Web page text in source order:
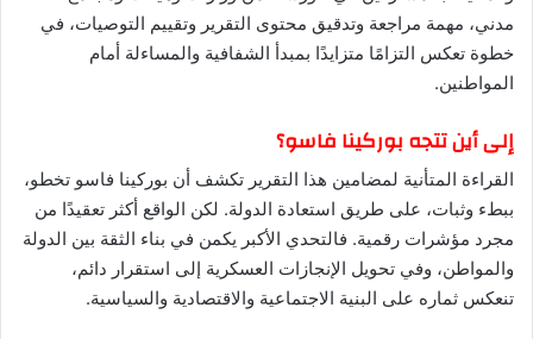
مدني، مهمة مراجعة وتدقيق محتوى التقرير وتقييم التوصيات، في
خطوة تعكس التزامًا متزايدًا بمبدأ الشفافية والمساءلة أمام
المواطنين.
إلى أين تتجه بوركينا فاسو؟
القراءة المتأنية لمضامين هذا التقرير تكشف أن بوركينا فاسو تخطو،
ببطء وثبات، على طريق استعادة الدولة. لكن الواقع أكثر تعقيدًا من
مجرد مؤشرات رقمية. فالتحدي الأكبر يكمن في بناء الثقة بين الدولة
والمواطن، وفي تحويل الإنجازات العسكرية إلى استقرار دائم،
تنعكس ثماره على البنية الاجتماعية والاقتصادية والسياسية.